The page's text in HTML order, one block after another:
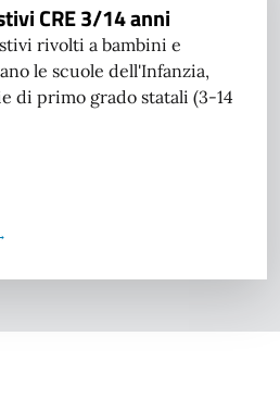
CRE 3/14 anni
rivolti a bambini e
le scuole dell'Infanzia,
di primo grado statali (3-14